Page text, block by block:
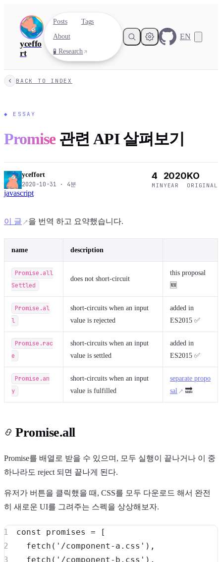
yceffo
rt
Posts
Tags
About
🧪 Research
EN
Light Dark System
BACK TO INDEX
◆ ESSAY
Promise 관련 API 살펴보기
yceffort
2020-10-31 · 4분
4
MIN
2020
YEAR
KO
ORIGINAL
javascript
이 글 을 번역 하고 요약했습니다.
name description
Promise.all
Settled
does not short-circuit
this proposal
🆕
Promise.al
l
short-circuits when an input
value is rejected
added in
ES2015 ✅
Promise.rac
e
short-circuits when an input
value is settled
added in
ES2015 ✅
Promise.an
y
short-circuits when an input
value is fulfilled
separate propo
sal
🔜
Promise.all
Promise를 배열로 받을 수 있으며, 모두 실행이 끝나거나 이 중
하나라도 reject 되면 끝나게 된다.
유저가 버튼을 클릭했을 때, CSS를 모두 다운로드 해서 완전
히 새로운 UI를 그려주는 스펙을 상상해보자.
const promises =
[
fetch ( '/component-a.css' ) ,
fetch ( '/component-b.css' ) ,